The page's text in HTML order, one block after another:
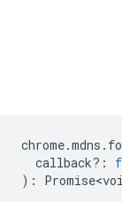
chrome.mdns .
callback? :
) :